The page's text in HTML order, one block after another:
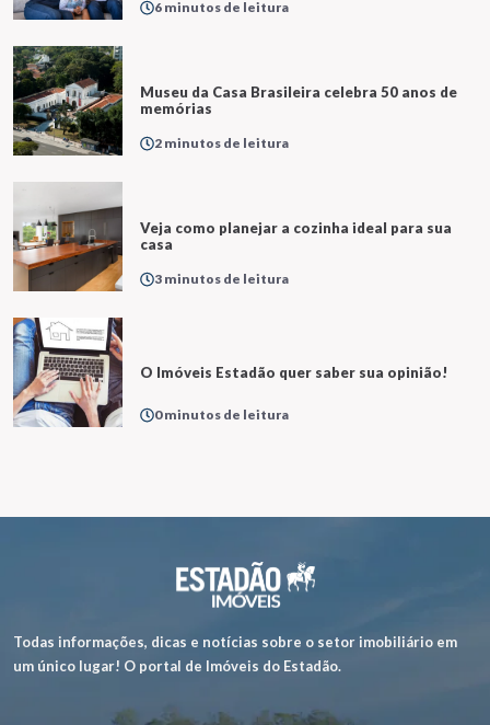
6 minutos de leitura
Museu da Casa Brasileira celebra 50 anos de
memórias
2 minutos de leitura
Veja como planejar a cozinha ideal para sua
casa
3 minutos de leitura
O Imóveis Estadão quer saber sua opinião!
0 minutos de leitura
Todas informações, dicas e notícias sobre o setor imobiliário em
um único lugar! O portal de Imóveis do Estadão.